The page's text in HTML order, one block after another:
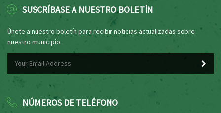
SUSCRÍBASE A NUESTRO BOLETÍN
Únete a nuestro boletín para recibir noticias actualizadas sobre
nuestro municipio.
NÚMEROS DE TELÉFONO